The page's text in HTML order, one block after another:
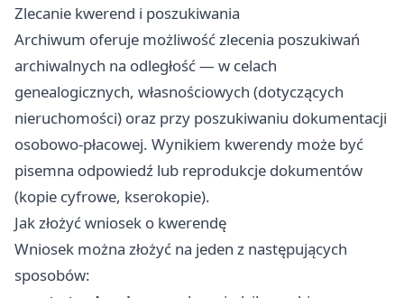
Zlecanie kwerend i poszukiwania
Archiwum oferuje możliwość zlecenia poszukiwań
archiwalnych na odległość — w celach
genealogicznych, własnościowych (dotyczących
nieruchomości) oraz przy poszukiwaniu dokumentacji
osobowo-płacowej. Wynikiem kwerendy może być
pisemna odpowiedź lub reprodukcje dokumentów
(kopie cyfrowe, kserokopie).
Jak złożyć wniosek o kwerendę
Wniosek można złożyć na jeden z następujących
sposobów: